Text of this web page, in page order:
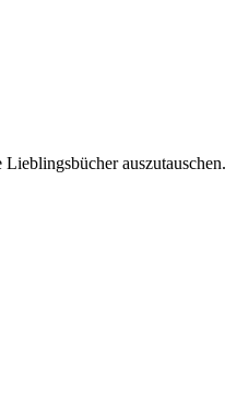
auszutauschen.